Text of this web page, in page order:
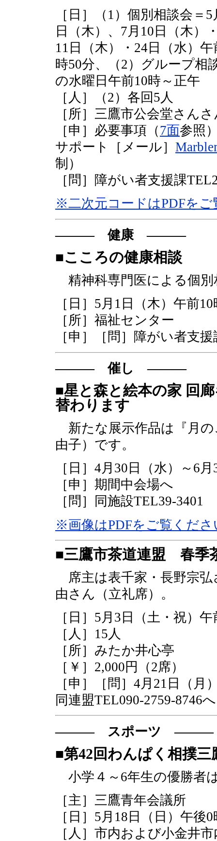
［日］（1）個別相談会＝
日（木）、7月10日（木）
11日（木）・24日（水）
時50分、（2）グループ相
の水曜日午前10時～正午
［人］（2）各回5人
［所］三鷹市公会堂さん
［申］必要事項（7面参照
サポート［メール］
制）
［問］障がい者支援課
※二次元コードはPDFをご
――― 健康 ―――
■こころの健康相談
精神科専門医による個別
［日］5月1日（木）午前
［所］福祉センター
［申］［問］障がい者支
――― 催し ―――
■星と森と絵本の家 回
替わります
新たな展示作品は『月
由子）です。
［日］4月30日（水）～6
［申］期間中会場へ
［問］同施設TEL39-3401
※画像はPDFをご覧くださ
■三鷹市茶道連盟 春季
席主は表千家・長野宗弘
由さん（立礼席）。
［日］5月3日（土・祝）
［人］15人
［所］みたか井心亭
［￥］2,000円（2席）
［申］［問］4月21日（月
同連盟TEL090-2759-8746
――― スポーツ ―――
■第42回わんぱく相撲三
小学４～6年生の優勝者
［主］三鷹青年会議所
［日］5月18日（日）午後
［人］市内および小金井